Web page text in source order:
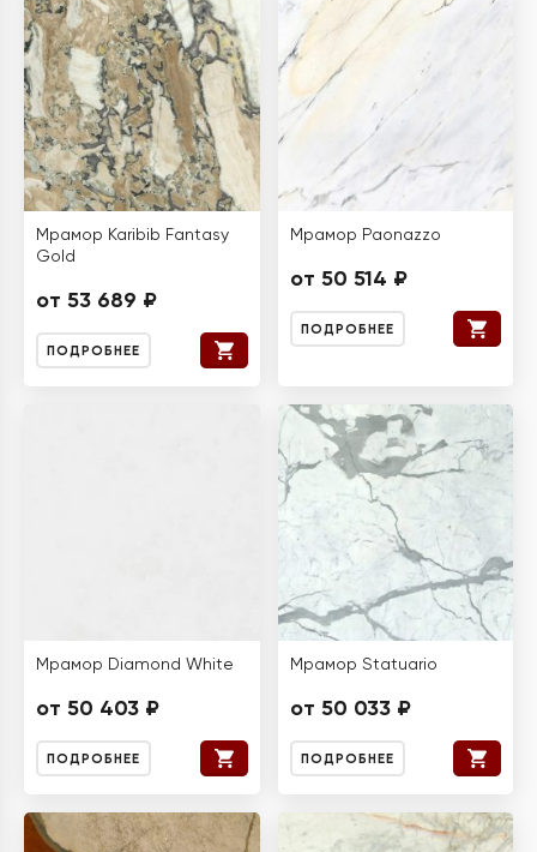
Мрамор Karibib Fantasy
Gold
от 53 689 ₽
ПОДРОБНЕЕ
Мрамор Paonazzo
от 50 514 ₽
ПОДРОБНЕЕ
Мрамор Diamond White
от 50 403 ₽
ПОДРОБНЕЕ
Мрамор Statuario
от 50 033 ₽
ПОДРОБНЕЕ